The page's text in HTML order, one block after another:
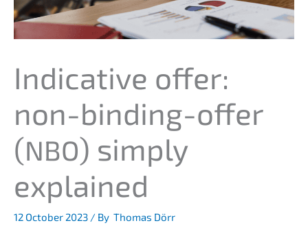
Indica­ti­ve offer:
non-binding-offer
(NBO) simply
explained
12 October 2023 / By Thomas Dörr